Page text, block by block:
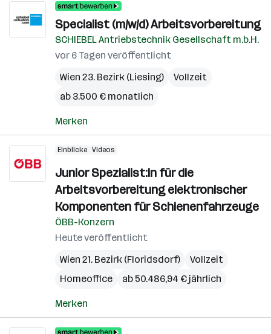
Specialist (m/w/d) Arbeitsvorbereitung
SCHIEBEL Antriebstechnik Gesellschaft m.b.H.
vor 6 Tagen veröffentlicht
Wien 23. Bezirk (Liesing)
Vollzeit
ab 3.500 € monatlich
Merken
Einblicke Videos
Junior Spezialist:in für die
Arbeitsvorbereitung elektronischer
Komponenten für Schienenfahrzeuge
ÖBB-Konzern
Heute veröffentlicht
Wien 21. Bezirk (Floridsdorf)
Vollzeit
Homeoffice
ab 50.486,94 € jährlich
Merken